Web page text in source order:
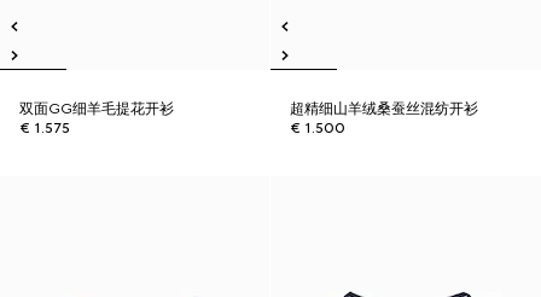
双面GG细羊毛提花开衫
€ 1.575
超精细山羊绒桑蚕丝混纺开衫
€ 1.500